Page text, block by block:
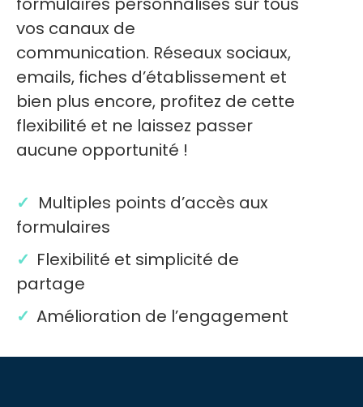
vos canaux de
communication. Réseaux sociaux,
emails, fiches d’établissement et
bien plus encore, profitez de cette
flexibilité et ne laissez passer
aucune opportunité !
✓ Multiples points d’accès aux
formulaires
✓ Flexibilité et simplicité de
partage
✓ Amélioration de l’engagement